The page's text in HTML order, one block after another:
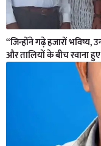
“जिन्होंने गढ़े हजारों
और तालियों के बीच रवाना